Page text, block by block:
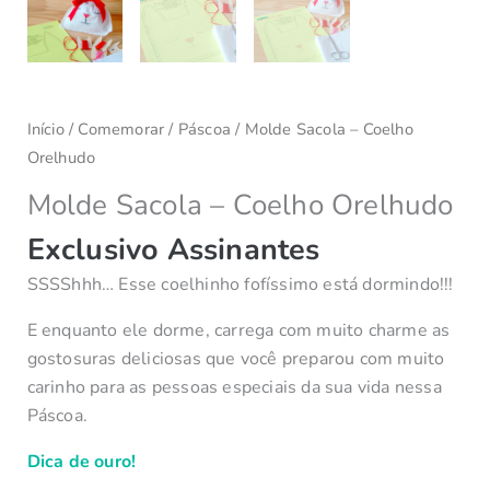
Início/ Comemorar / Páscoa / Molde Sacola – Coelho
Orelhudo
Molde Sacola – Coelho Orelhudo
Exclusivo Assinantes
SSSShhh… Esse coelhinho fofíssimo está dormindo!!!
E enquanto ele dorme, carrega com muito charme as
gostosuras deliciosas que você preparou com muito
carinho para as pessoas especiais da sua vida nessa
Páscoa.
Dica de ouro!